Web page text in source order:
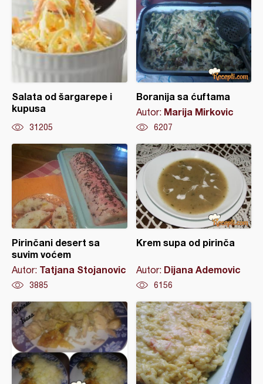
Salata od šargarepe i
kupusa
31205
Boranija sa ćuftama
Autor: Marija Mirkovic
6207
Pirinčani desert sa
suvim voćem
Autor: Tatjana Stojanovic
3885
Krem supa od pirinča
Autor: Dijana Ademovic
6156